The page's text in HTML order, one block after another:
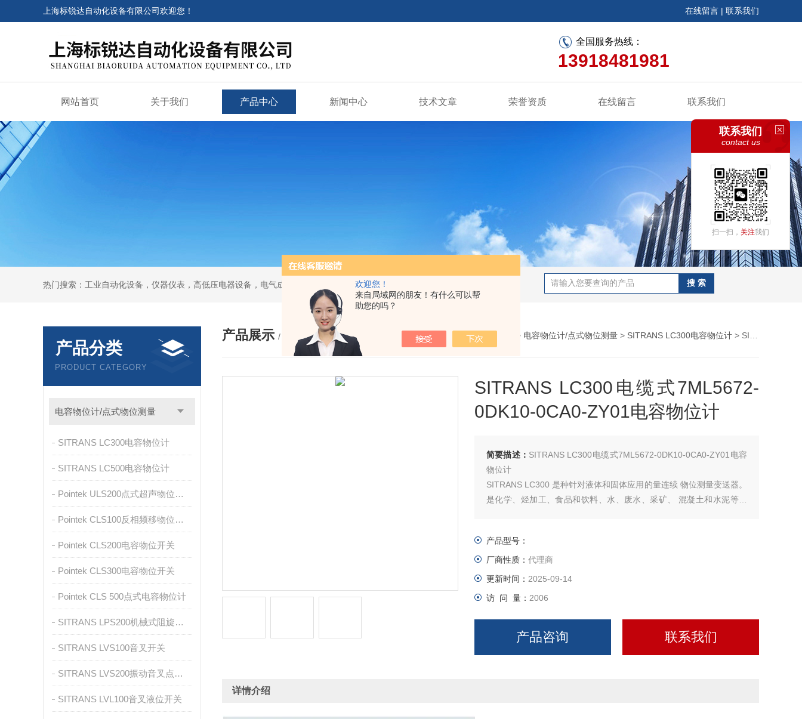
欢迎您！
来自局域网的朋友！有什么可以帮
助您的吗？
上海标锐达自动化设备有限公司欢迎您！ 在线留言 | 联系我们
全国服务热线：
13918481981
网站首页 关于我们 产品中心 新闻中心 技术文章 荣誉资质 在线留言 联系我们
热门搜索：工业自动化设备，仪器仪表，高低压电器设备，电气成套设备
产品分类
PRODUCT CATEGORY
电容物位计/点式物位测量
SITRANS LC300电容物位计
SITRANS LC500电容物位计
Pointek ULS200点式超声物位开关
Pointek CLS100反相频移物位开关
Pointek CLS200电容物位开关
Pointek CLS300电容物位开关
Pointek CLS 500点式电容物位计
SITRANS LPS200机械式阻旋式物位计
SITRANS LVS100音叉开关
SITRANS LVS200振动音叉点式物位计
SITRANS LVL100音叉液位开关
产品展示 / PRODUCTS 您的位置： 网站首页>产品展示 > 电容物位计/点式物位测量 > SITRANS LC300电容物位计 > SITRANS LC300电缆式7ML5672-0DK10-0CA0-ZY01电容物位计
SITRANS LC300电缆式7ML5672-
0DK10-0CA0-ZY01电容物位计
简要描述： SITRANS LC300电缆式7ML5672-0DK10-0CA0-ZY01电容
物位计
SITRANS LC300 是种针对液体和固体应用的量连续 物位测量变送器。
是化学、烃加工、食品和饮料、水、废水、采矿、 混凝土和水泥等工
产品型号：
厂商性质： 代理商
更新时间： 2025-09-14
访 问 量： 2006
产品咨询 联系我们
详情介绍
联系我们
contact us
扫一扫， 关注我们